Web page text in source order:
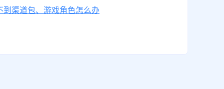
到渠道包、游戏角色怎么办